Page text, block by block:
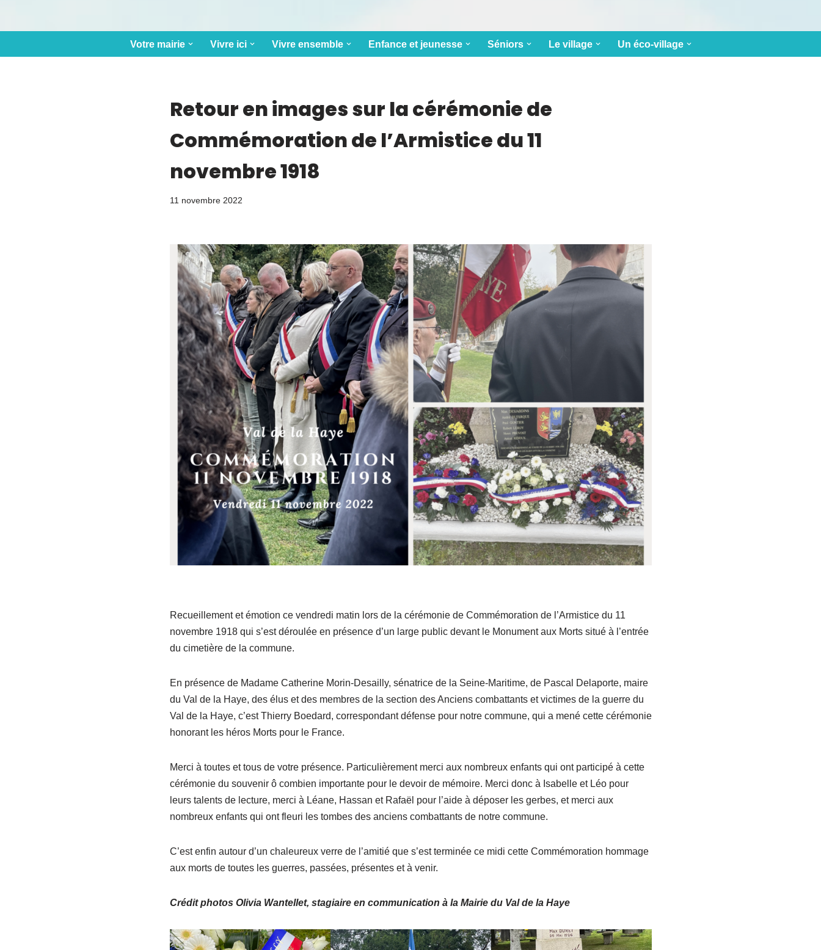
Votre mairie Vivre ici Vivre ensemble Enfance et jeunesse Séniors Le village Un éco-village
Retour en images sur la cérémonie de
Commémoration de l’Armistice du 11
novembre 1918
11 novembre 2022
Recueillement et émotion ce vendredi matin lors de la cérémonie de Commémoration de l’Armistice du 11
novembre 1918 qui s’est déroulée en présence d’un large public devant le Monument aux Morts situé à l’entrée
du cimetière de la commune.
En présence de Madame Catherine Morin-Desailly, sénatrice de la Seine-Maritime, de Pascal Delaporte, maire
du Val de la Haye, des élus et des membres de la section des Anciens combattants et victimes de la guerre du
Val de la Haye, c’est Thierry Boedard, correspondant défense pour notre commune, qui a mené cette cérémonie
honorant les héros Morts pour le France.
Merci à toutes et tous de votre présence. Particulièrement merci aux nombreux enfants qui ont participé à cette
cérémonie du souvenir ô combien importante pour le devoir de mémoire. Merci donc à Isabelle et Léo pour
leurs talents de lecture, merci à Léane, Hassan et Rafaël pour l’aide à déposer les gerbes, et merci aux
nombreux enfants qui ont fleuri les tombes des anciens combattants de notre commune.
C’est enfin autour d’un chaleureux verre de l’amitié que s’est terminée ce midi cette Commémoration hommage
aux morts de toutes les guerres, passées, présentes et à venir.
Crédit photos Olivia Wantellet, stagiaire en communication à la Mairie du Val de la Haye